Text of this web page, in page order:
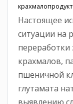
Настоящее
ситуации на
переработки
крахмалов,
пшеничной
глутамата